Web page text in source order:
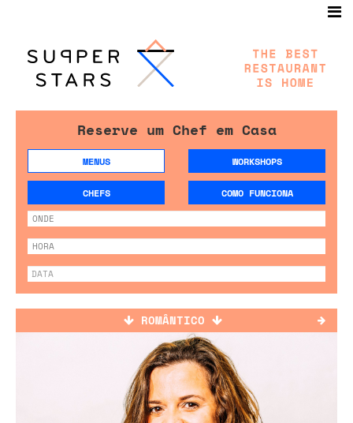
Reserve um Chef em Casa
MENUS WORKSHOPS
CHEFS COMO FUNCIONA
ROMÂNTICO